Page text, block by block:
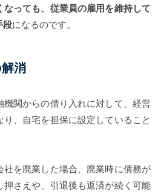
っても、従業員の雇用を維持して
段になるのです。
消
関からの借り入れに対して、経営
、自宅を担保に設定していること
を廃業した場合、廃業時に債務が
さえや、引退後も返済が続く可能